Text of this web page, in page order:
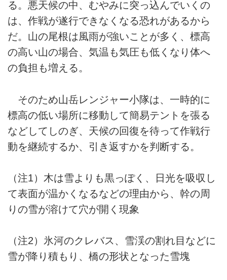
る。悪天候の中、むやみに突っ込んでいくの
は、作戦が遂行できなくなる恐れがあるから
だ。山の尾根は風雨が強いことが多く、標高
の高い山の場合、気温も気圧も低くなり体へ
の負担も増える。
そのため山岳レンジャー小隊は、一時的に
標高の低い場所に移動して簡易テントを張る
などしてしのぎ、天候の回復を待って作戦行
動を継続するか、引き返すかを判断する。
（注1）木は雪よりも黒っぽく、日光を吸収し
て表面が温かくなるなどの理由から、幹の周
りの雪が溶けて穴が開く現象
（注2）氷河のクレバス、雪渓の割れ目などに
雪が降り積もり、橋の形状となった雪塊